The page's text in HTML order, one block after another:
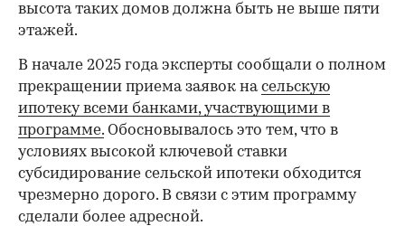
высота таких домов должна быть не выше пяти
этажей.
В начале 2025 года эксперты сообщали о полном
прекращении приема заявок насельскую
ипотеку всеми банками, участвующими в
программе. Обосновывалось это тем, что в
условиях высокой ключевой ставки
субсидирование сельской ипотеки обходится
чрезмерно дорого. В связи с этим программу
сделали более адресной.